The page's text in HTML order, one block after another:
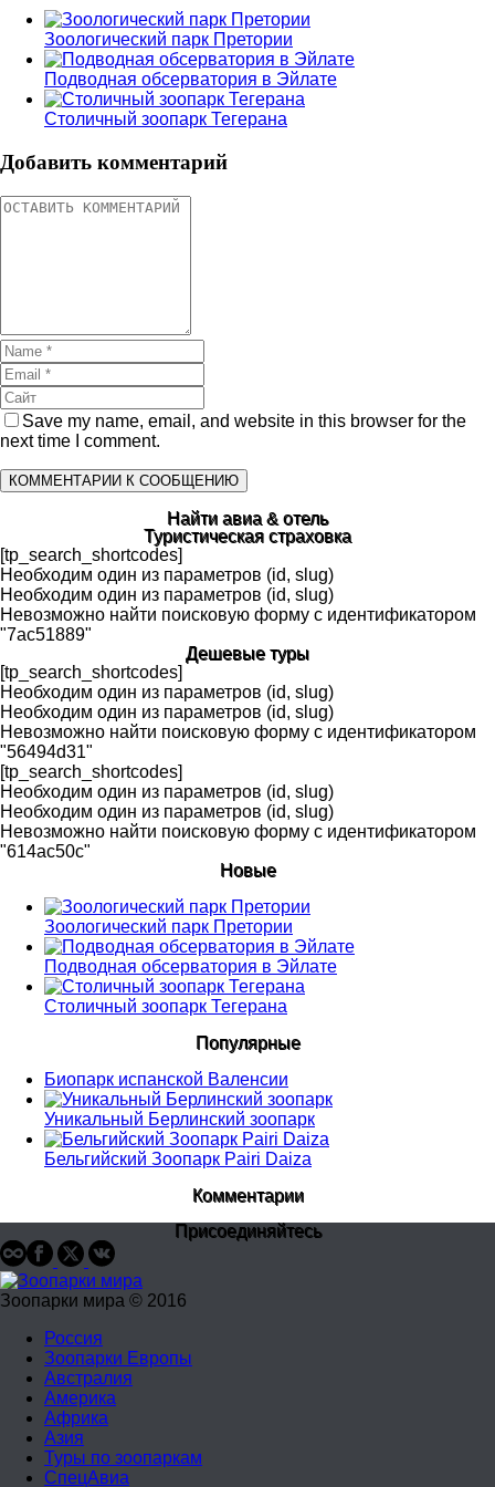
Зоологический парк Претории
Подводная обсерватория в Эйлате
Столичный зоопарк Тегерана
Добавить комментарий
Save my name, email, and website in this browser for the
next time I comment.
Найти авиа & отель
Туристическая страховка
[tp_search_shortcodes]
Необходим один из параметров (id, slug)
Необходим один из параметров (id, slug)
Невозможно найти поисковую форму с идентификатором
"7ac51889"
Дешевые туры
[tp_search_shortcodes]
Необходим один из параметров (id, slug)
Необходим один из параметров (id, slug)
Невозможно найти поисковую форму с идентификатором
"56494d31"
[tp_search_shortcodes]
Необходим один из параметров (id, slug)
Необходим один из параметров (id, slug)
Невозможно найти поисковую форму с идентификатором
"614ac50c"
Новые
Зоологический парк Претории
Подводная обсерватория в Эйлате
Столичный зоопарк Тегерана
Популярные
Биопарк испанской Валенсии
Уникальный Берлинский зоопарк
Бельгийский Зоопарк Pairi Daiza
Комментарии
Присоединяйтесь
Зоопарки мира © 2016
Россия
Зоопарки Европы
Австралия
Америка
Африка
Азия
Туры по зоопаркам
СпецАвиа